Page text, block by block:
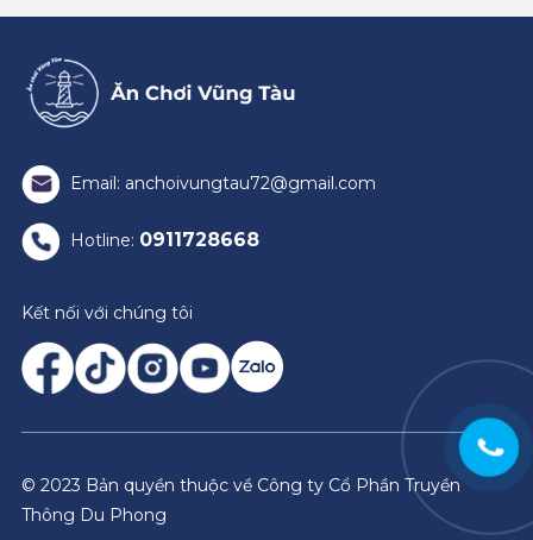
Email: anchoivungtau72@gmail.com
Hotline: 0911728668
Kết nối với chúng tôi
© 2023 Bản quyền thuộc về Công ty Cổ Phần Truyền
Thông Du Phong